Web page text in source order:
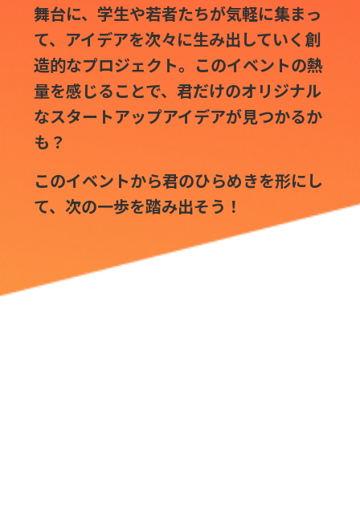
舞台に、学生や若者たちが気軽に集まっ
て、アイデアを次々に生み出していく創
造的なプロジェクト。このイベントの熱
量を感じることで、君だけのオリジナル
なスタートアップアイデアが見つかるか
も？
このイベントから君のひらめきを形にし
て、次の一歩を踏み出そう！